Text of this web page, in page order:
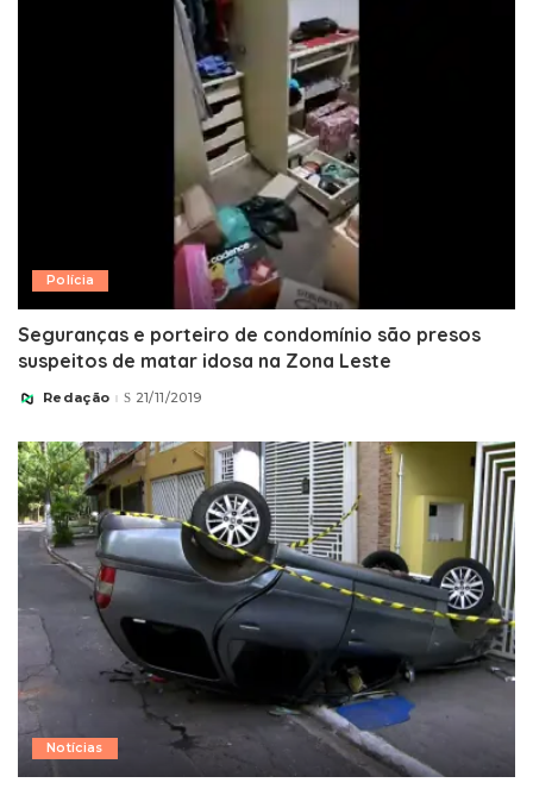
Polícia
Seguranças e porteiro de condomínio são presos
suspeitos de matar idosa na Zona Leste
Posted
Redação 21/11/2019
Notícias